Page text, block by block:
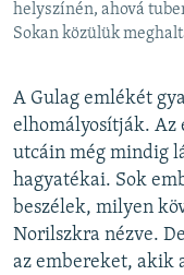
helyszínén, ahová
Sokan közülük
A Gulag emlékét
elhomályosítják.
utcáin még mindig
hagyatékai. Sok
beszélek, milyen
Norilszkra nézve.
az embereket, akik